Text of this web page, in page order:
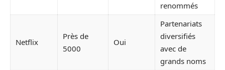
renommés
Netflix
Près de
5000
Oui
Partenariats
diversifiés
avec de
grands noms